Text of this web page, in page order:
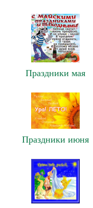
Праздники мая
Праздники июня